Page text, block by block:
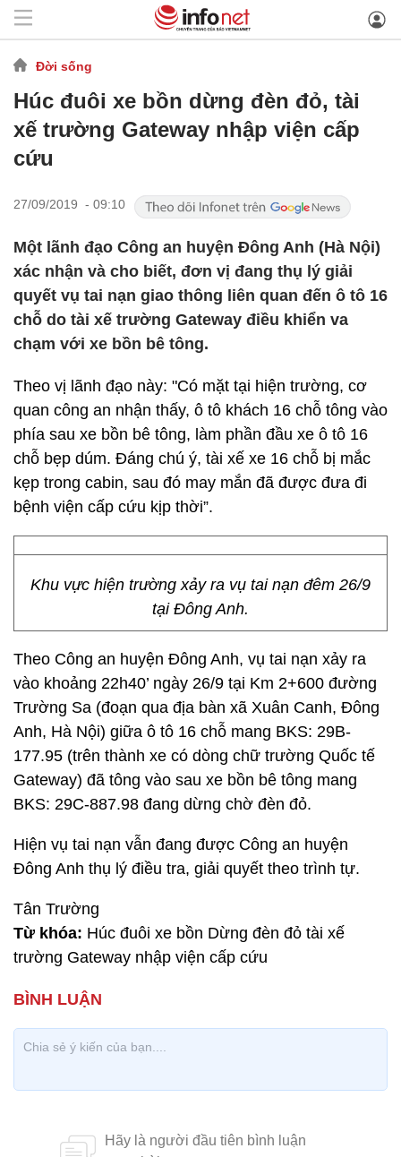
Đời sống
Húc đuôi xe bồn dừng đèn đỏ, tài
xế trường Gateway nhập viện cấp
cứu
27/09/2019 - 09:10
Một lãnh đạo Công an huyện Đông Anh (Hà Nội)
xác nhận và cho biết, đơn vị đang thụ lý giải
quyết vụ tai nạn giao thông liên quan đến ô tô 16
chỗ do tài xế trường Gateway điều khiển va
chạm với xe bồn bê tông.
Theo vị lãnh đạo này: "Có mặt tại hiện trường, cơ
quan công an nhận thấy, ô tô khách 16 chỗ tông vào
phía sau xe bồn bê tông, làm phần đầu xe ô tô 16
chỗ bẹp dúm. Đáng chú ý, tài xế xe 16 chỗ bị mắc
kẹp trong cabin, sau đó may mắn đã được đưa đi
bệnh viện cấp cứu kịp thời”.
Khu vực hiện trường xảy ra vụ tai nạn đêm 26/9
tại Đông Anh.
Theo Công an huyện Đông Anh, vụ tai nạn xảy ra
vào khoảng 22h40’ ngày 26/9 tại Km 2+600 đường
Trường Sa (đoạn qua địa bàn xã Xuân Canh, Đông
Anh, Hà Nội) giữa ô tô 16 chỗ mang BKS: 29B-
177.95 (trên thành xe có dòng chữ trường Quốc tế
Gateway) đã tông vào sau xe bồn bê tông mang
BKS: 29C-887.98 đang dừng chờ đèn đỏ.
Hiện vụ tai nạn vẫn đang được Công an huyện
Đông Anh thụ lý điều tra, giải quyết theo trình tự.
Tân Trường
Từ khóa: Húc đuôi xe bồn Dừng đèn đỏ tài xế
trường Gateway nhập viện cấp cứu